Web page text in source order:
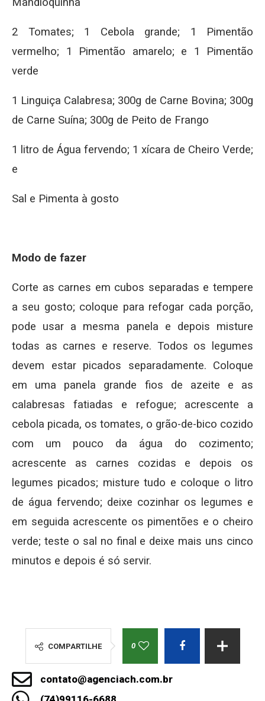
2 Tomates; 1 Cebola grande; 1 Pimentão
vermelho; 1 Pimentão amarelo; e 1 Pimentão
verde
1 Linguiça Calabresa; 300g de Carne Bovina; 300g
de Carne Suína; 300g de Peito de Frango
1 litro de Água fervendo; 1 xícara de Cheiro Verde;
e
Sal e Pimenta à gosto
Modo de fazer
Corte as carnes em cubos separadas e tempere
a seu gosto; coloque para refogar cada porção,
pode usar a mesma panela e depois misture
todas as carnes e reserve. Todos os legumes
devem estar picados separadamente. Coloque
em uma panela grande fios de azeite e as
calabresas fatiadas e refogue; acrescente a
cebola picada, os tomates, o grão-de-bico cozido
com um pouco da água do cozimento;
acrescente as carnes cozidas e depois os
legumes picados; misture tudo e coloque o litro
de água fervendo; deixe cozinhar os legumes e
em seguida acrescente os pimentões e o cheiro
verde; teste o sal no final e deixe mais uns cinco
minutos e depois é só servir.
COMPARTILHE 0
contato@agenciach.com.br